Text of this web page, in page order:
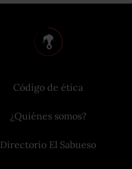
Código de ética
¿Quiénes somos?
Directorio El Sabueso